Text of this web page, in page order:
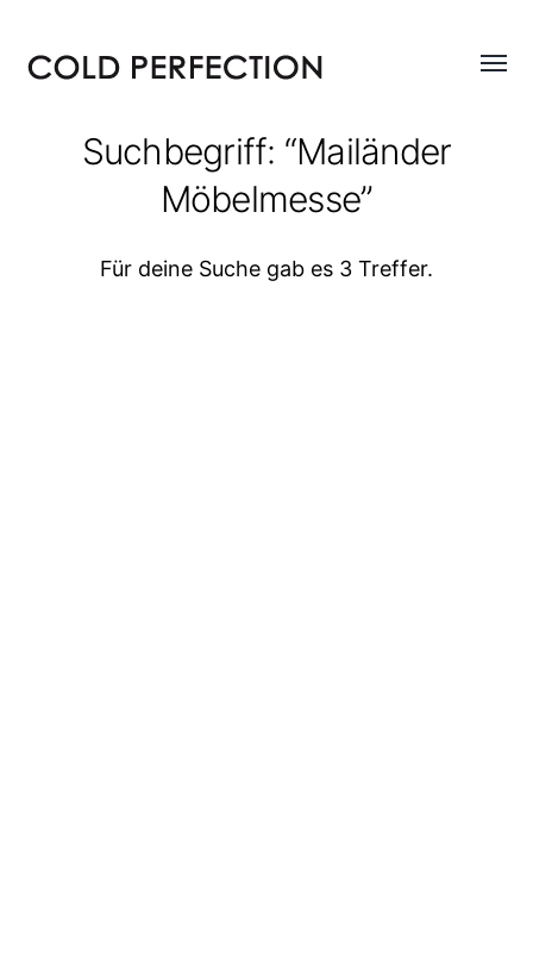
PERFECTION
Menü
Suchbegriff: “Mailänder
Möbelmesse”
Für deine Suche gab es 3 Treffer.